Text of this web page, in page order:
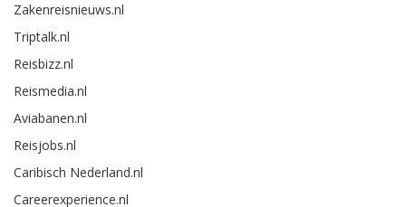
Zakenreisnieuws.nl
Triptalk.nl
Reisbizz.nl
Reismedia.nl
Aviabanen.nl
Reisjobs.nl
Caribisch Nederland.nl
Careerexperience.nl